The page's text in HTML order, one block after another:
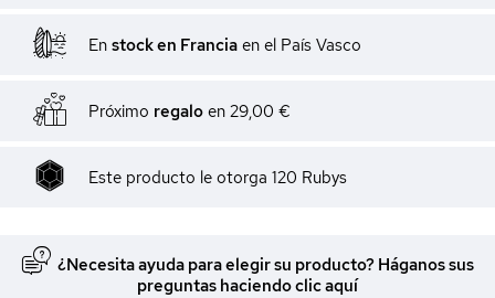
En stock en Francia en el País Vasco
Próximo regalo en 29,00 €
Este producto le otorga 120 Rubys
¿Necesita ayuda para elegir su producto? Háganos sus
preguntas haciendo clic aquí